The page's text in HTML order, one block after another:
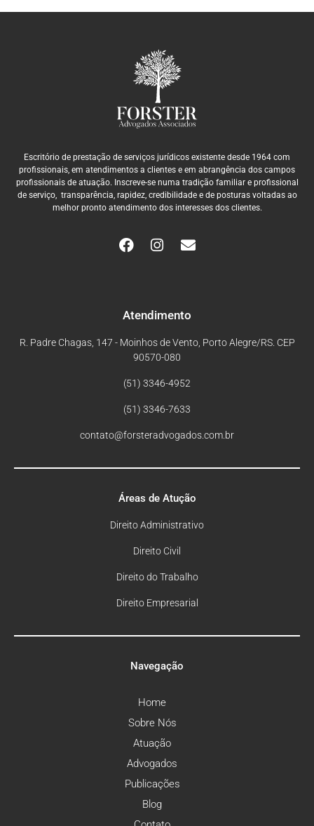
Navegação
Home
Sobre Nós
Atuação
Advogados
Publicações
Blog
Áreas de Atução
Direito Administrativo
Direito Civil
Direito do Trabalho
Direito Empresarial
Atendimento
R. Padre Chagas, 147 - Moinhos de Vento, Porto Alegre/RS. CEP
90570-080
(51) 3346-4952
(51) 3346-7633
contato@forsteradvogados.com.br
Escritório de prestação de serviços jurídicos existente desde 1964 com
profissionais, em atendimentos a clientes e em abrangência dos campos
profissionais de atuação. Inscreve-se numa tradição familiar e profissional
de serviço, transparência, rapidez, credibilidade e de posturas voltadas ao
melhor pronto atendimento dos interesses dos clientes.